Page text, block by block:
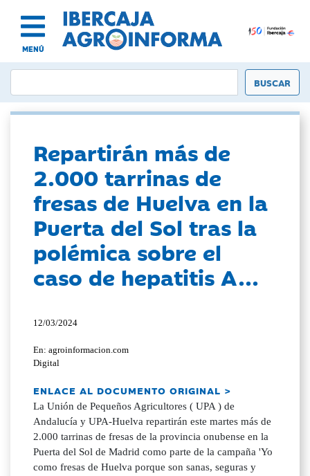
MENÚ
Repartirán más de
2.000 tarrinas de
fresas de Huelva en la
Puerta del Sol tras la
polémica sobre el
caso de hepatitis A...
12/03/2024
En: agroinformacion.com
Digital
ENLACE AL DOCUMENTO ORIGINAL >
La Unión de Pequeños Agricultores ( UPA ) de
Andalucía y UPA-Huelva repartirán este martes más de
2.000 tarrinas de fresas de la provincia onubense en la
Puerta del Sol de Madrid como parte de la campaña 'Yo
como fresas de Huelva porque son sanas, seguras y